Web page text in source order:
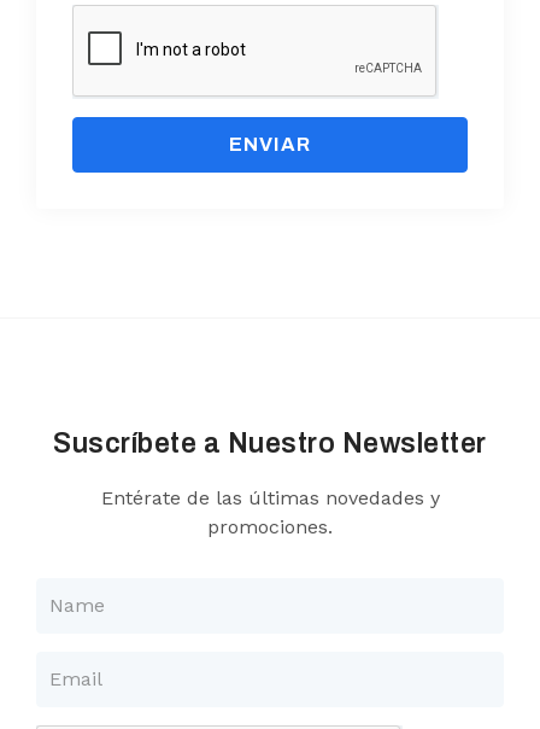
ENVIAR
Suscríbete a Nuestro Newsletter
Entérate de las últimas novedades y
promociones.